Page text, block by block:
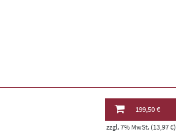
199,50 €
zzgl. 7% MwSt. (13,97 €)